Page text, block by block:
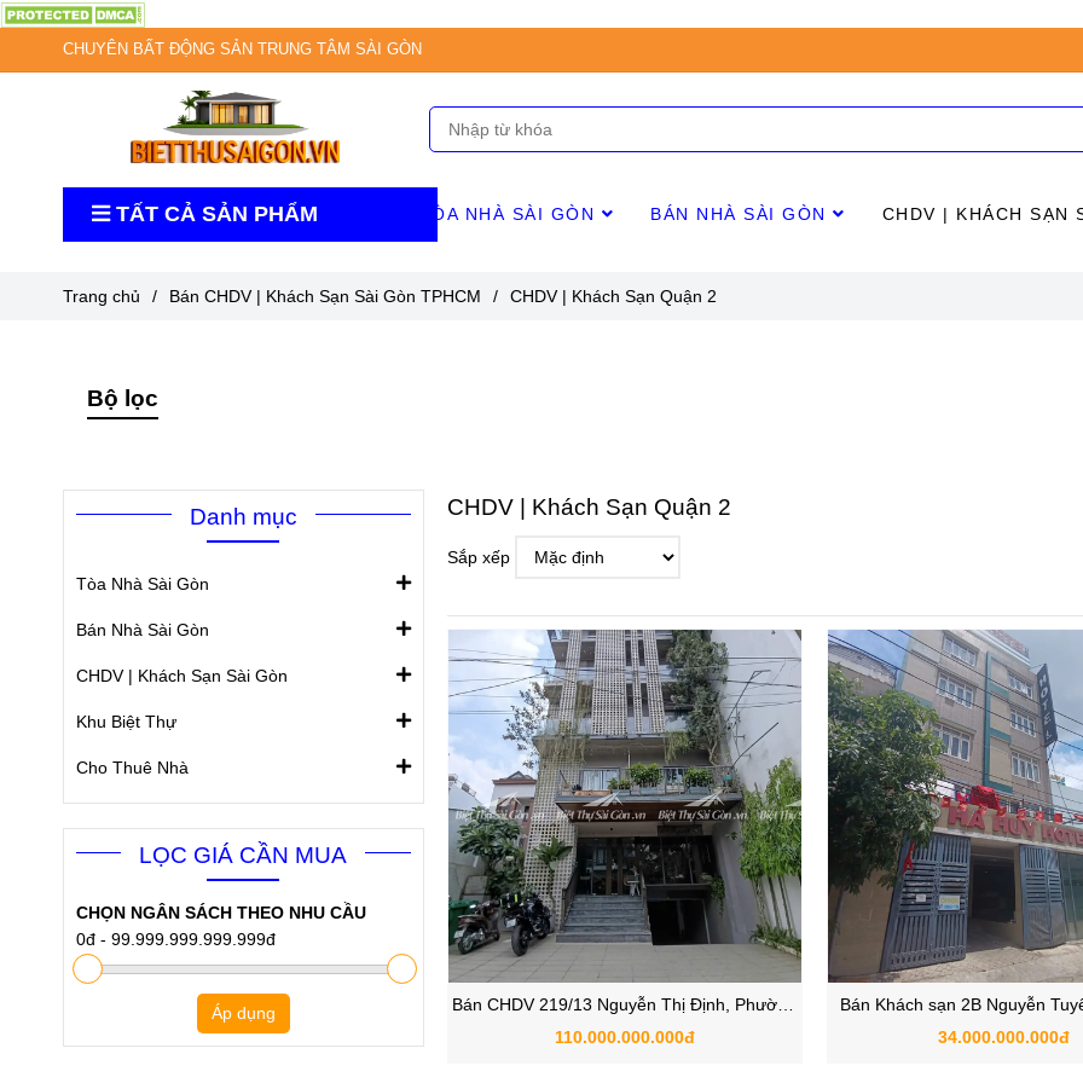
CHUYÊN BẤT ĐỘNG SẢN TRUNG TÂM SÀI GÒN
TẤT CẢ SẢN PHẨM TÒA NHÀ SÀI GÒN BÁN NHÀ SÀI GÒN CHDV | KHÁCH SẠN
Trang chủ / Bán CHDV | Khách Sạn Sài Gòn TPHCM / CHDV | Khách Sạn Quận 2
Bộ lọc
CHDV | Khách Sạn Quận 2
Sắp xếp
Bán CHDV 219/13 Nguyễn Thị Định, Phường
Bình Trưng Tây, Quận 2, TP.HCM
110.000.000.000đ
Bán Khách sạn 2B Nguyễn
Bình Trưng Tây, Quận 2
34.000.000.000đ
Danh mục
Tòa Nhà Sài Gòn
Bán Nhà Sài Gòn
CHDV | Khách Sạn Sài Gòn
Khu Biệt Thự
Cho Thuê Nhà
LỌC GIÁ CẦN MUA
CHỌN NGÂN SÁCH THEO NHU CẦU
0đ - 99.999.999.999.999đ
Áp dụng